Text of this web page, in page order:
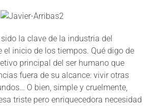
la clave de la industria del
el inicio de los tiempos. Qué digo de
principal del ser humano que
fuera de su alcance: vivir otras
O bien, simple y cruelmente,
triste pero enriquecedora necesidad